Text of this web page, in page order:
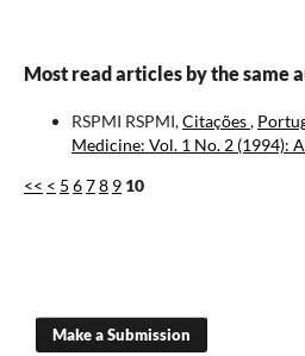
Most read articles by the same
RSPMI RSPMI,Citações,
Medicine: Vol. 1 No. 2 (1994):
<< < 5 678 9 10
Make a Submission